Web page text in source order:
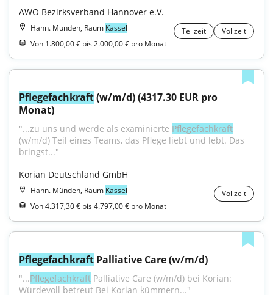
AWO Bezirksverband Hannover e.V.
Hann. Münden, Raum Kassel Teilzeit
Vollzeit
Von 1.800,00 € bis 2.000,00 € pro Monat
Pflegefachkraft (w/m/d) (4317.30 EUR pro
Monat)
"...zu uns und werde als examinierte Pflegefachkraft
(w/m/d) Teil eines Teams, das Pflege liebt und lebt. Das
bringst..."
Korian Deutschland GmbH
Hann. Münden, Raum Kassel
Vollzeit
Von 4.317,30 € bis 4.797,00 € pro Monat
Pflegefachkraft Palliative Care (w/m/d)
"...Pflegefachkraft Palliative Care (w/m/d) bei Korian:
Würdevoll betreut Bei Korian kümmern..."